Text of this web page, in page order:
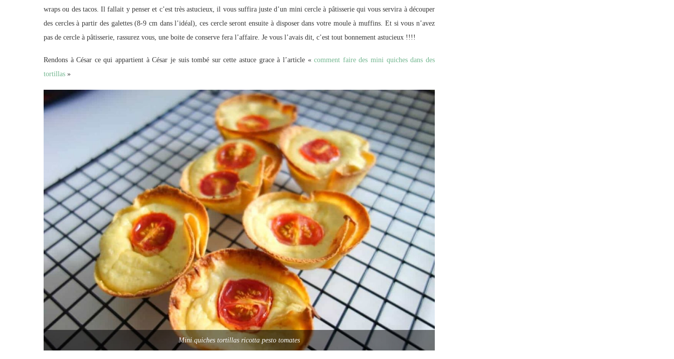
wraps ou des tacos. Il fallait y penser et c’est très astucieux, il vous suffira juste d’un mini cercle à pâtisserie qui vous servira à découper
des cercles à partir des galettes (8-9 cm dans l’idéal), ces cercle seront ensuite à disposer dans votre moule à muffins. Et si vous n’avez
pas de cercle à pâtisserie, rassurez vous, une boite de conserve fera l’affaire. Je vous l’avais dit, c’est tout bonnement astucieux !!!!
Rendons à César ce qui appartient à César je suis tombé sur cette astuce grace à l’article «comment faire des mini quiches dans des
tortillas »
Mini quiches tortillas ricotta pesto tomates